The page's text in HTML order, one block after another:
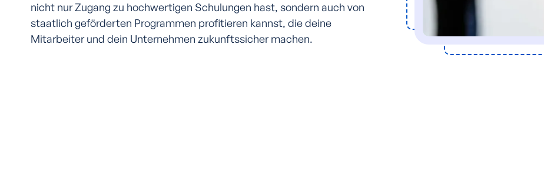
nicht nur Zugang zu hochwertigen Schulungen hast, sondern auch von
staatlich geförderten Programmen profitieren kannst, die deine
Mitarbeiter und dein Unternehmen zukunftssicher machen.